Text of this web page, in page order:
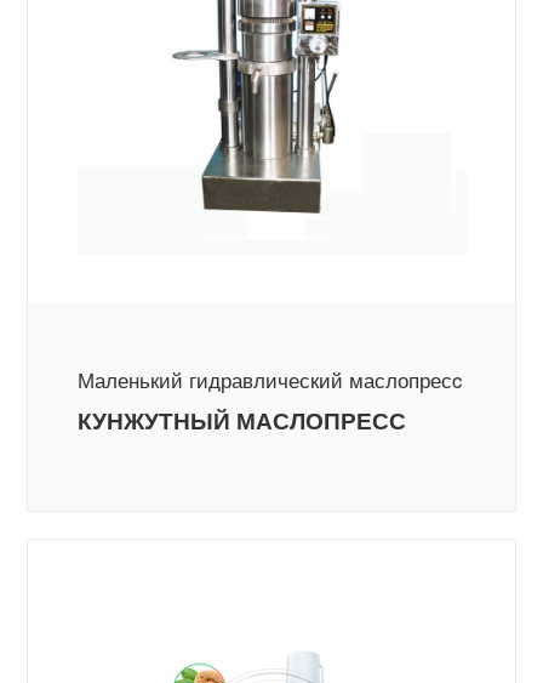
Маленький гидравлический маслопресc
КУНЖУТНЫЙ МАСЛОПРЕСС